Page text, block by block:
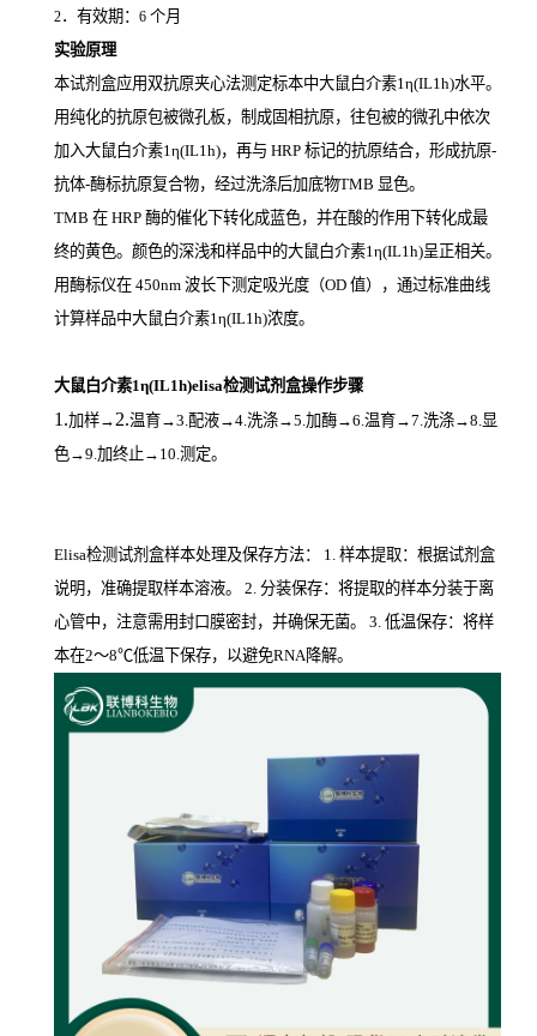
2．有效期： 6 个月
实验原理
本试剂盒应用双抗原夹心法测定标本中大鼠白介素1η(IL1h)水平。
用纯化的抗原包被微孔板，制成固相抗原，往包被的微孔中依次
加入大鼠白介素1η(IL1h)，再与 HRP 标记的抗原结合，形成抗原-
抗体-酶标抗原复合物，经过洗涤后加底物TMB 显色。
TMB 在 HRP 酶的催化下转化成蓝色，并在酸的作用下转化成最
终的黄色。颜色的深浅和样品中的大鼠白介素1η(IL1h)呈正相关。
用酶标仪在 450nm 波长下测定吸光度（OD 值），通过标准曲线
计算样品中大鼠白介素1η(IL1h)浓度。
大鼠白介素1η(IL1h)elisa检测试剂盒操作步骤
1.加样→ 2.温育→3.配液→4.洗涤→5.加酶→6.温育→7.洗涤→8.显
色→9.加终止→10.测定。
Elisa检测试剂盒样本处理及保存方法： 1. 样本提取：根据试剂盒
说明，准确提取样本溶液。 2. 分装保存：将提取的样本分装于离
心管中，注意需用封口膜密封，并确保无菌。 3. 低温保存：将样
本在2～8℃低温下保存，以避免RNA降解。